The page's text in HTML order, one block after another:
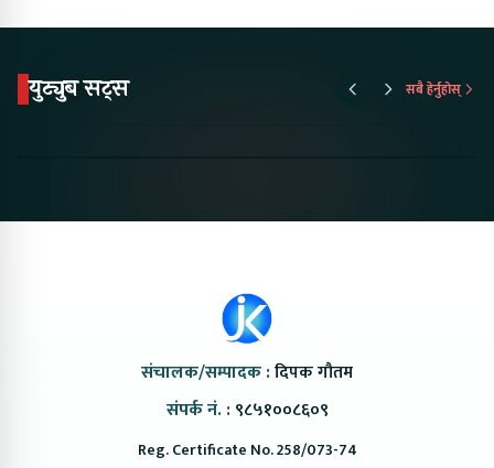
युट्युब सट्स सबै हेर्नुहोस्
संचालक/सम्पादक :दिपक गौतम
संपर्क नं. : ९८५१००८६०९
Reg. Certificate No. 258/073-74